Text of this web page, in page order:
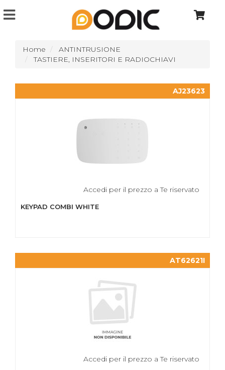
Home
ANTINTRUSIONE
TASTIERE, INSERITORI E RADIOCHIAVI
AJ23623
Accedi per il prezzo a Te riservato
KEYPAD COMBI WHITE
AT62621I
Accedi per il prezzo a Te riservato